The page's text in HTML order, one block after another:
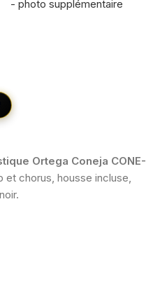
Ortega Coneja CONE-
et chorus, housse incluse,